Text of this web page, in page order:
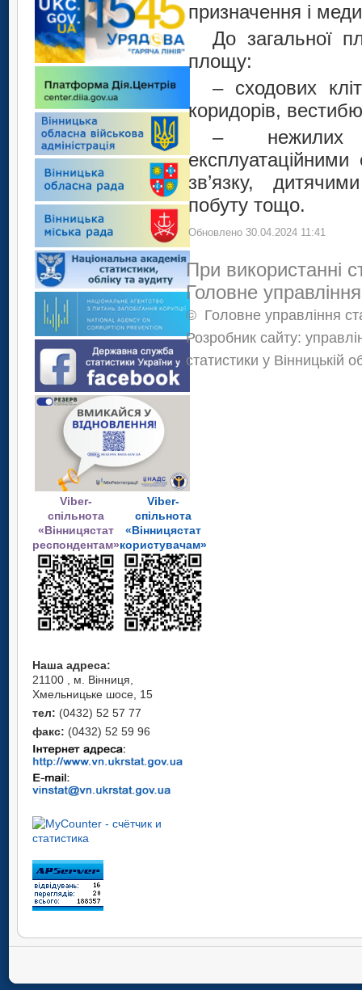
Viber-
спільнота
«Вінницястат
респондентам»
Viber-
спільнота
«Вінницястат
користувачам»
Наша адреса:
21100 , м. Вінниця,
Хмельницьке шосе, 15
тел: (0432) 52 57 77
факс: (0432) 52 59 96
призначення і
До загальної
площу:
– сходових
коридорів,
– нежилих
експлуатаційними
зв’язку,
побуту тощо.
Обновлено 30.04.2024 11:41
При використанні
Головне
© Головне управління
Розробник сайту:
статистики у Вінницькій